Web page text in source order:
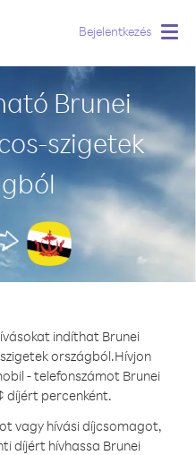
Bejelentkezés
Brunei
szigetek
indíthat Brunei
országból.Hívjon
- telefonszámot Brunei
díjért percenként.
vagy hívási díjcsomagot,
díjért hívhassa Brunei